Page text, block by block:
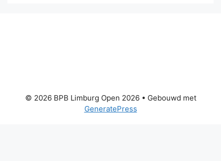
© 2026 BPB Limburg Open 2026• Gebouwd met
GeneratePress